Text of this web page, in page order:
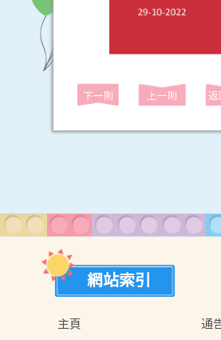
下一則 上一則 返
網站索引
主頁 通